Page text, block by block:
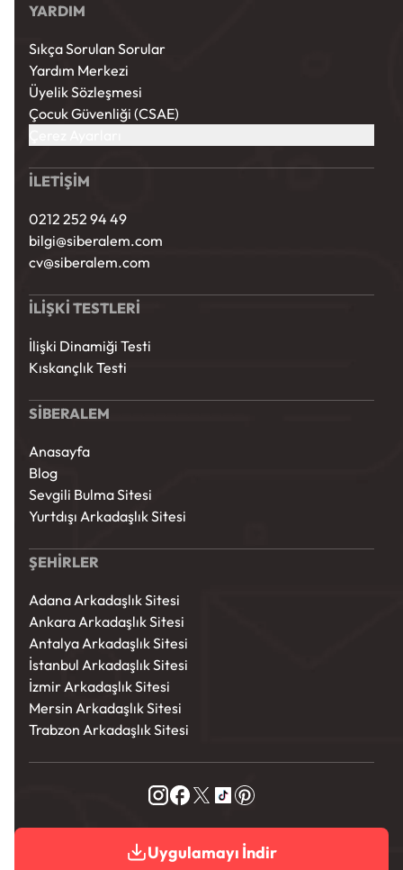
YARDIM
Sıkça Sorulan Sorular
Yardım Merkezi
Üyelik Sözleşmesi
Çocuk Güvenliği (CSAE)
İLETİŞİM
0212 252 94 49
bilgi@siberalem.com
cv@siberalem.com
İLİŞKİ TESTLERİ
İlişki Dinamiği Testi
Kıskançlık Testi
SİBERALEM
Anasayfa
Blog
Sevgili Bulma Sitesi
Yurtdışı Arkadaşlık Sitesi
ŞEHİRLER
Adana Arkadaşlık Sitesi
Ankara Arkadaşlık Sitesi
Antalya Arkadaşlık Sitesi
İstanbul Arkadaşlık Sitesi
İzmir Arkadaşlık Sitesi
Mersin Arkadaşlık Sitesi
Trabzon Arkadaşlık Sitesi
Uygulamayı İndir